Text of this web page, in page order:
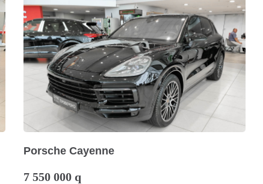
Porsche Cayenne
7 550 000 q